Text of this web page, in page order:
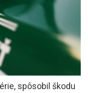
spôsobil škodu